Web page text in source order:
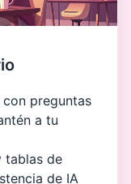
preguntas
a tu
tablas de
de IA